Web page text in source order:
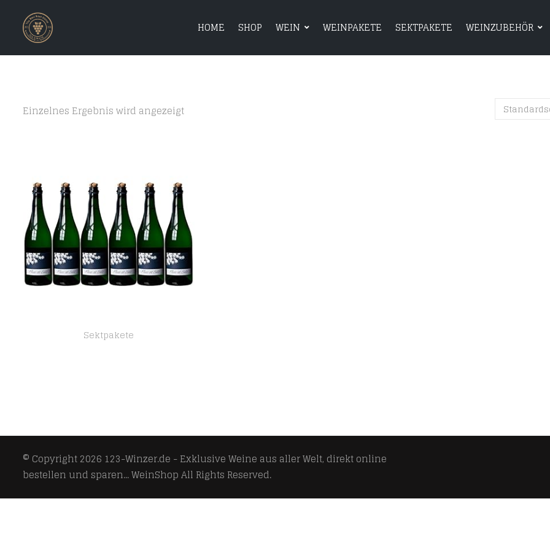
HOME SHOP WEIN WEINPAKETE SEKTPAKETE WEINZUBEHÖR
HOME SHOP WEIN WEINPAKETE
Einzelnes Ergebnis wird angezeigt
Sektpakete
© Copyright 2026 123-Winzer.de - Exklusive Weine aus aller Welt, direkt online
bestellen und sparen... WeinShopAll Rights Reserved.